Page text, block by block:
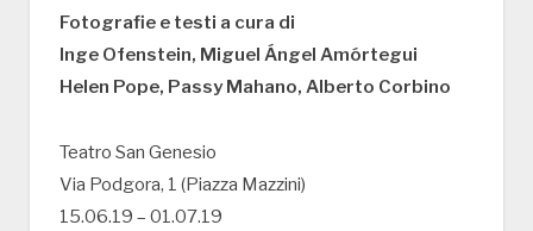
Fotografie e testi a cura di
Inge Ofenstein, Miguel Ángel Amórtegui
Helen Pope, Passy Mahano, Alberto Corbino
Teatro San Genesio
Via Podgora, 1 (Piazza Mazzini)
15.06.19 – 01.07.19